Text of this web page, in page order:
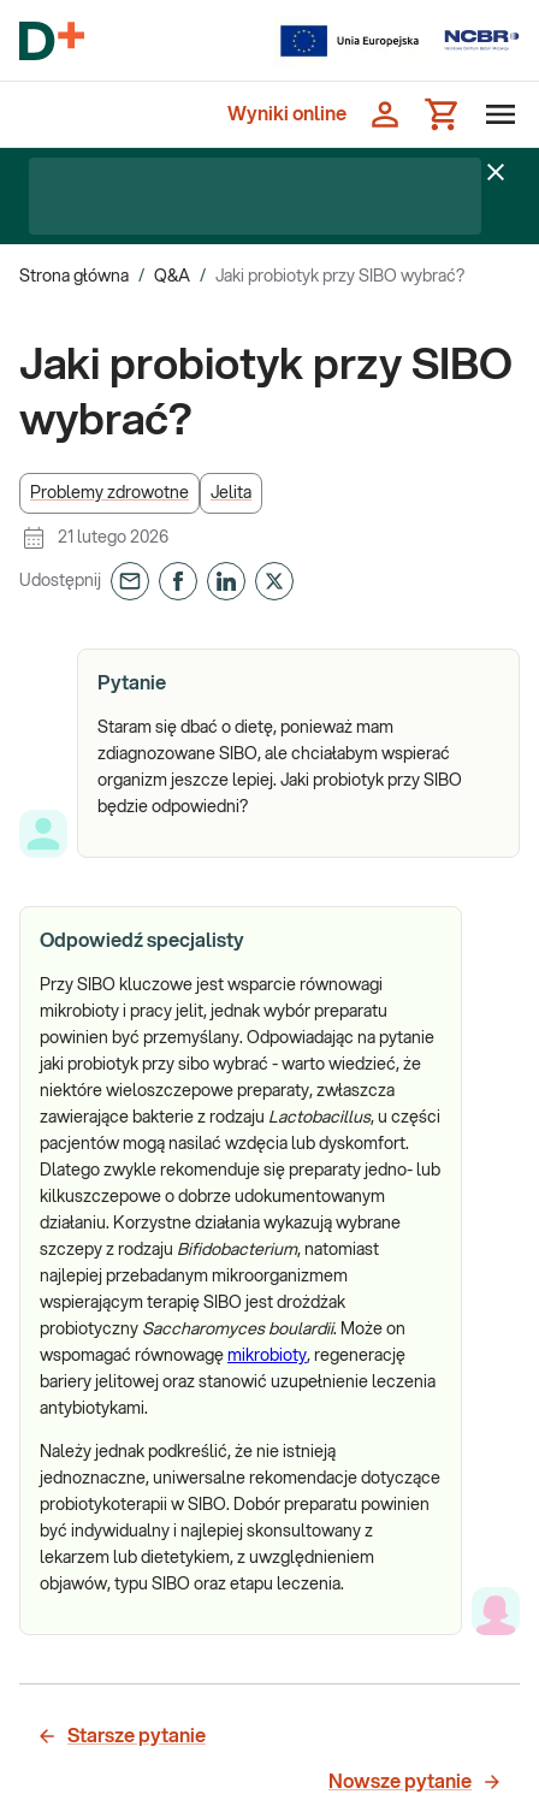
Wyniki online
Strona główna / Q&A / Jaki probiotyk przy SIBO wybrać?
Jaki probiotyk przy SIBO
wybrać?
Problemy zdrowotne Jelita
21 lutego 2026
Udostępnij
Pytanie
Staram się dbać o dietę, ponieważ mam
zdiagnozowane SIBO, ale chciałabym wspierać
organizm jeszcze lepiej. Jaki probiotyk przy SIBO
będzie odpowiedni?
Odpowiedź specjalisty
Przy SIBO kluczowe jest wsparcie równowagi
mikrobioty i pracy jelit, jednak wybór preparatu
powinien być przemyślany. Odpowiadając na pytanie
jaki probiotyk przy sibo wybrać - warto wiedzieć, że
niektóre wieloszczepowe preparaty, zwłaszcza
zawierające bakterie z rodzaju Lactobacillus, u części
pacjentów mogą nasilać wzdęcia lub dyskomfort.
Dlatego zwykle rekomenduje się preparaty jedno- lub
kilkuszczepowe o dobrze udokumentowanym
działaniu. Korzystne działania wykazują wybrane
szczepy z rodzaju Bifidobacterium, natomiast
najlepiej przebadanym mikroorganizmem
wspierającym terapię SIBO jest drożdżak
probiotyczny Saccharomyces boulardii. Może on
wspomagać równowagę mikrobioty, regenerację
bariery jelitowej oraz stanowić uzupełnienie leczenia
antybiotykami.
Należy jednak podkreślić, że nie istnieją
jednoznaczne, uniwersalne rekomendacje dotyczące
probiotykoterapii w SIBO. Dobór preparatu powinien
być indywidualny i najlepiej skonsultowany z
lekarzem lub dietetykiem, z uwzględnieniem
objawów, typu SIBO oraz etapu leczenia.
Starsze pytanie
Nowsze pytanie